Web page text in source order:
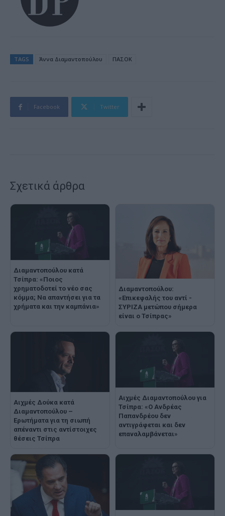
TAGS Άννα Διαμαντοπούλου ΠΑΣΟΚ
Facebook Twitter
Σχετικά άρθρα
Διαμαντοπούλου κατά
Τσίπρα: «Ποιος
χρηματοδοτεί το νέο σας
κόμμα; Να απαντήσει για τα
χρήματα και την καμπάνια»
Διαμαντοπούλου:
«Επικεφαλής του αντί -
ΣΥΡΙΖΑ μετώπου σήμερα
είναι ο Τσίπρας»
Αιχμές Δούκα κατά
Διαμαντοπούλου –
Ερωτήματα για τη σιωπή
απέναντι στις αντίστοιχες
θέσεις Τσίπρα
Αιχμές Διαμαντοπούλου για
Τσίπρα: «Ο Ανδρέας
Παπανδρέου δεν
αντιγράφεται και δεν
επαναλαμβάνεται»